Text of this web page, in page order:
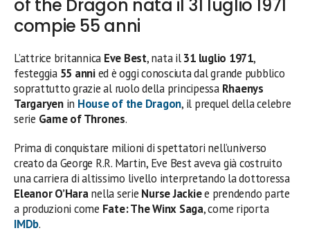
of the Dragon nata il 31 luglio 1971
compie 55 anni
L’attrice britannica Eve Best, nata il31 luglio 1971,
festeggia 55 annied è oggi conosciuta dal grande pubblico
soprattutto grazie al ruolo della principessa Rhaenys
Targaryenin House of the Dragon, il prequel della celebre
serie Game of Thrones.
Prima di conquistare milioni di spettatori nell’universo
creato da George R.R. Martin, Eve Best aveva già costruito
una carriera di altissimo livello interpretando la dottoressa
Eleanor O’Haranella serie Nurse Jackiee prendendo parte
a produzioni come Fate: The Winx Saga, come riporta
IMDb.